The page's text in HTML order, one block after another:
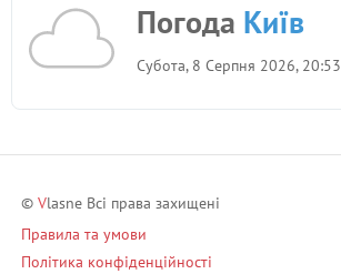
Погода Київ
Субота, 8 Серпня 2026, 20:53
© Vlasne Всі права захищені
Правила та умови
Політика конфіденційності